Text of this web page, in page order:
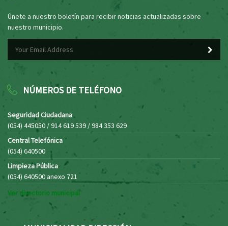
Únete a nuestro boletín para recibir noticias actualizadas sobre
nuestro municipio.
NÚMEROS DE TELÉFONO
Seguridad Ciudadana
(054) 445050 / 914 619 539 / 984 353 629
Central Telefónica
(054) 640500
Limpieza Pública
(054) 640500 anexo 721
Ver directorio municipal